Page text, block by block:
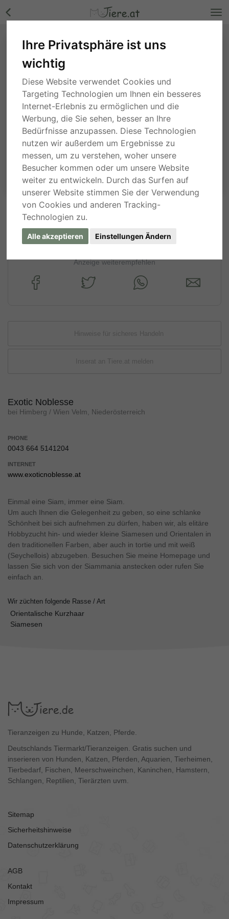
Ihre Privatsphäre ist uns
wichtig
Diese Website verwendet Cookies und
Targeting Technologien um Ihnen ein besseres
Internet-Erlebnis zu ermöglichen und die
Werbung, die Sie sehen, besser an Ihre
Bedürfnisse anzupassen. Diese Technologien
nutzen wir außerdem um Ergebnisse zu
messen, um zu verstehen, woher unsere
Besucher kommen oder um unsere Website
weiter zu entwickeln. Durch das Surfen auf
unserer Website stimmen Sie der Verwendung
von Cookies und anderen Tracking-
Technologien zu.
Alle akzeptieren Einstellungen Ändern
ANFRAGE AN DEN ANBIETER
Anzeige weiterempfehlen
Hinweise für sicheres Handeln
Inserat an Tiere.at melden
Exotic Noblesse
bei Himberg / Wien Velm, Niederösterreich
PHONE
0043 664 5141204
INTERNET
www.exoticnoblesse.at
Einmal eine Siam, immer eine Siam.
Um auch Ihnen die Gelegenheit zu geben, so eine schlanke
Schönheit bei sich aufnehmen zu dürfen, haben wir, als elitäre
Hobbyzucht hin- und wieder kleine Siamesen und Orientalen in
den traditionellen Farben, aber auch in tortie und mit weiß
(Seychellois) abzugeben. Besuchen Sie meine Homepage und
lassen Sie sich von der Siammania anstecken oder rufen Sie
einfach an.
Wir züchten folgende Rasse / Art
Orientalische Kurzhaar
Siamesen
Tieranzeigen zu Hunde, Katzen, Pferde.
Deutschlands Tiermarkt/Tieranzeigen. Gratis suchen und
inserieren von Hunden, Katzen, Pferden, Aquarien, Tierheimen,
Tierbedarf, Fischen, Meerschweinchen, Kaninchen, Hamstern,
Schlangen, Reptilien, Tierärzten uvm.
Sitemap
Sicherheitshinweise
Datenschutzerklärung
AGB
Kontakt
Impressum